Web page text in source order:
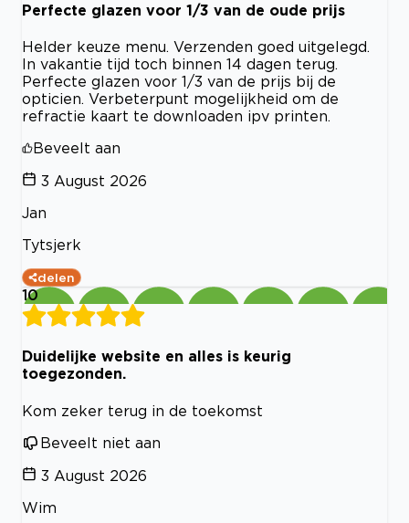
Perfecte glazen voor 1/3 van de oude prijs
Helder keuze menu. Verzenden goed uitgelegd.
In vakantie tijd toch binnen 14 dagen terug.
Perfecte glazen voor 1/3 van de prijs bij de
opticien. Verbeterpunt mogelijkheid om de
refractie kaart te downloaden ipv printen.
Beveelt aan
3 August 2026
Jan
Tytsjerk
delen
10
Duidelijke website en alles is keurig
toegezonden.
Kom zeker terug in de toekomst
Beveelt niet aan
3 August 2026
Wim